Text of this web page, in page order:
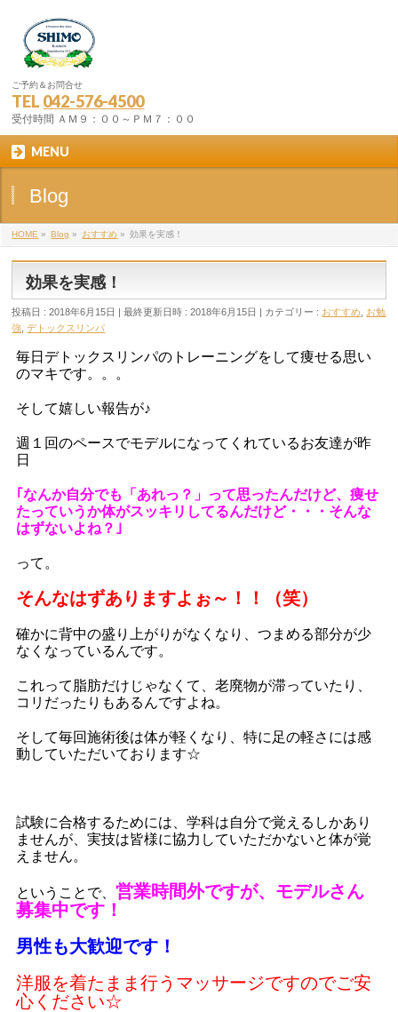
ご予約＆お問合せ
TEL 042-576-4500
受付時間 ＡＭ９：００～ＰＭ７：００
MENU
Blog
HOME » Blog » おすすめ » 効果を実感！
効果を実感！
投稿日 : 2018年6月15日 最終更新日時 : 2018年6月15日 カテゴリー : おすすめ お勉
強 ,デトックスリンパ
毎日デトックスリンパのトレーニングをして痩せる思い
のマキです。。。
そして嬉しい報告が♪
週１回のペースでモデルになってくれているお友達が昨
日
｢なんか自分でも「あれっ？」って思ったんだけど、痩せ
たっていうか体がスッキリしてるんだけど・・・ そんな
はずないよね？｣
って。
そんなはずありますよぉ～！！（笑）
確かに背中の盛り上がりがなくなり、つまめる部分が少
なくなっているんです。
これって脂肪だけじゃなくて、老廃物が滞っていたり、
コリだったりもあるんですよね。
そして毎回施術後は体が軽くなり、特に足の軽さには感
動していただいております☆
試験に合格するためには、学科は自分で覚えるしかあり
ませんが、実技は皆様に協力していただかないと体が覚
えません。
ということで、営業時間外ですが、モデルさん
募集中です！
男性も大歓迎です！
洋服を着たまま行うマッサージですのでご安
心ください☆